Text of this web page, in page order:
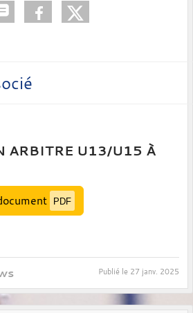
ARBITRE U13/U15 À
PDF
Publié le 27 janv. 2025